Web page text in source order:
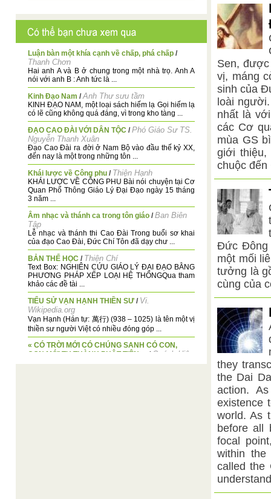
Luận bàn một khía cạnh về chấp, phá chấp /
Thanh Chơn
Hai anh A và B ở chung trong một nhà trọ. Anh A
nói với anh B : Anh tức là ...
Kinh Đạo Nam /Anh Thư sưu tầm
KINH ĐẠO NAM, một loại sách hiếm lạ Gọi hiếm lạ
có lẽ cũng không quá đáng, vì trong kho tàng ...
ĐẠO CAO ĐÀI VỚI DÂN TỘC /Phó Giáo Sư TS.
Nguyễn Thanh Xuân
Đạo Cao Đài ra đời ở Nam Bộ vào đầu thế kỷ XX,
đến nay là một trong những tôn ...
Khái lược về Công phu / Thiện Hạnh
KHÁI LƯỢC VỀ CÔNG PHU Bài nói chuyện tại Cơ
Quan Phổ Thông Giáo Lý Đại Đạo ngày 15 tháng
3 năm ...
Âm nhạc và thánh ca trong tôn giáo /Ban Biên
Tập
Lễ nhạc và thánh thi Cao Đài Trong buổi sơ khai
của đạo Cao Đài, Đức Chí Tôn đã dạy chư ...
BẢN THỂ HỌC / Thiện Chí
Text Box: NGHIÊN CỨU GIÁO LÝ ĐẠI ĐẠO BẰNG
PHƯƠNG PHÁP XẾP LOẠI HỆ THỐNGQua tham
khảo các đề tài ...
TIỂU SỬ VẠN HẠNH THIỀN SƯ / Vi.
Wikipedia.org
Vạn Hạnh (Hán tự: 萬行) (938 – 1025) là tên một vị
thiền sư người Việt có nhiều đóng góp ...
« CÓ TRỜI MỚI CÓ CHÚNG SANH CÓ CON,
CON MỚI TU THÀNH PHẬT TIÊN. »
/ Quách Hiệp
Long
Sen, được
vị, máng
sinh của
loài
nhất là
các Cơ
mùa GS
giới
chuộc đến
Đức Đông
một mối
tưởng là
cùng của
they
the Dai
action.
existence
world. As
before all
focal
within the
called the